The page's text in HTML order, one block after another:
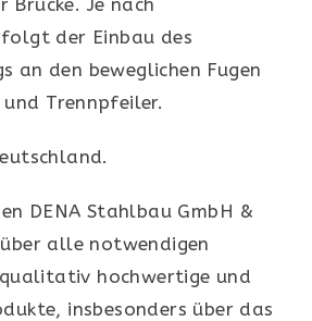
Brücke. Je nach
der Einbau des
an den beweglichen Fugen
Trennpfeiler.
DENA Stahlbau GmbH &
alle notwendigen
hochwertige und
insbesonders über das